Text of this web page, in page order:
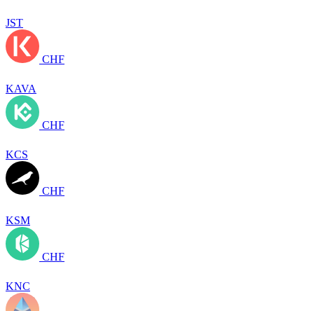
JST
CHF
KAVA
CHF
KCS
CHF
KSM
CHF
KNC